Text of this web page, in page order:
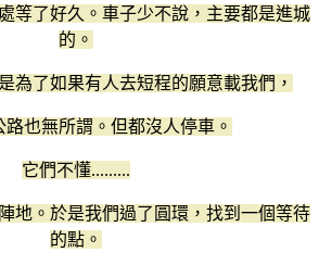
等了好久。車子少不說，主要都是進城
的。
為了如果有人去短程的願意載我們，
路也無所謂。但都沒人停車。
它們不懂.........
地。於是我們過了圓環，找到一個等待
的點。